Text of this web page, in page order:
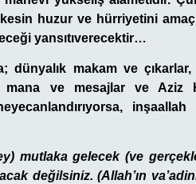
huzur ve hürriyetini
yansıtıverecektir…
dünyalık makam ve
ve mesajlar ve Aziz
mutlaka gelecek (ve
değilsiniz. (Allah’ın